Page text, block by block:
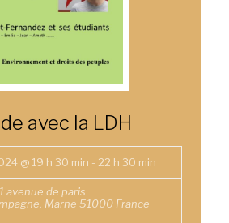
avec la LDH
@ 19 h 30 min - 22 h 30 min
avenue de paris
Marne 51000 France